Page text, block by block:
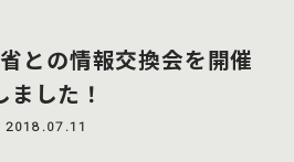
との情報交換会を開催
ました！
2018.07.11